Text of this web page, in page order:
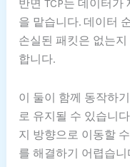
반면 TCP는 데이터
을 맡습니다. 데이터
손실된 패킷은 없는
합니다.
이 둘이 함께 동작하
로 유지될 수 있습니
지 방향으로 이동할
를 해결하기 어렵습니